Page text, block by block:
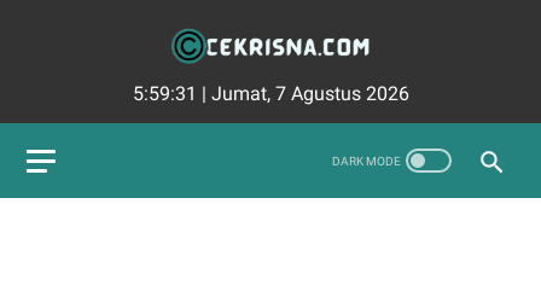
5:59:32 | Jumat, 7 Agustus 2026